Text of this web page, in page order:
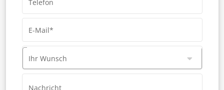
Telefon
E-Mail*
Ihr Wunsch
Nachricht